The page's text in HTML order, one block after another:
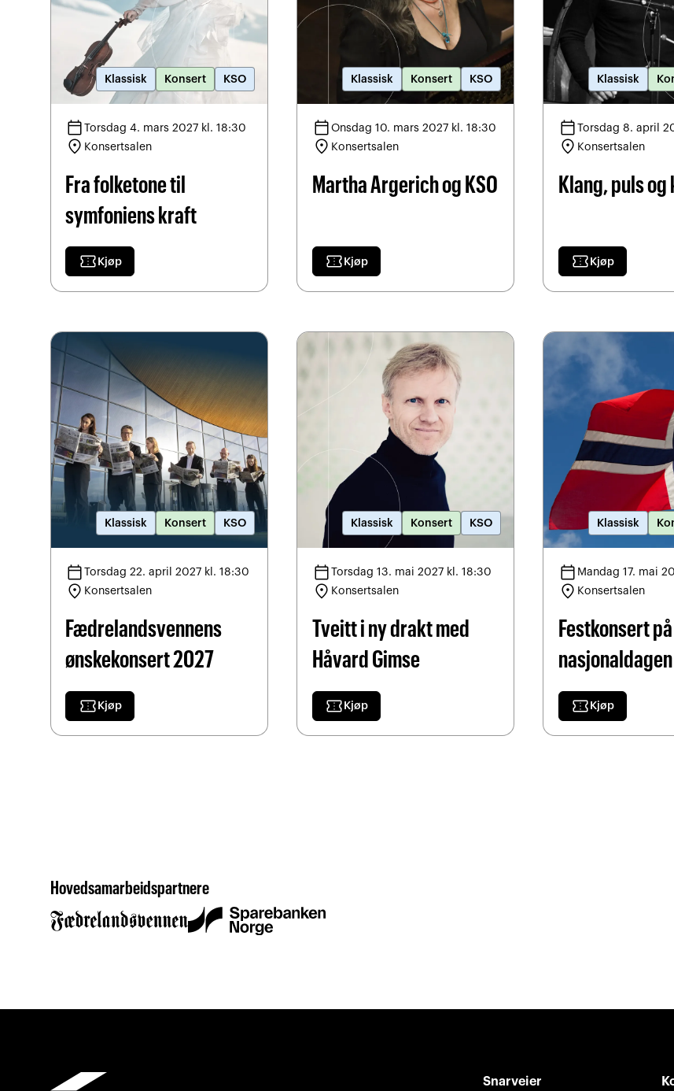
Klassisk Konsert KSO
calendar_todayTorsdag 4. mars 2027 kl. 18:30
location_on Konsertsalen
Fra folketone til
symfoniens kraft
confirmation_number Kjøp
Klassisk Konsert KSO
calendar_today Onsdag 10. mars 2027 kl. 18:30
location_on Konsertsalen
Martha Argerich og KSO
confirmation_number Kjøp
Klassisk
calendar_today Torsdag 8. april
location_on Konsertsalen
Klang, puls
confirmation_number Kjøp
Klassisk Konsert KSO
calendar_todayTorsdag 22. april 2027 kl. 18:30
location_on Konsertsalen
Fædrelandsvennens
ønskekonsert 2027
confirmation_number Kjøp
Klassisk Konsert KSO
calendar_today Torsdag 13. mai 2027 kl. 18:30
location_on Konsertsalen
Tveitt i ny drakt med
Håvard Gimse
confirmation_number Kjøp
Klassisk
calendar_today Mandag 17. mai
location_on Konsertsalen
Festkonsert på
confirmation_number Kjøp
Hovedsamarbeidspartnere
Snarveier